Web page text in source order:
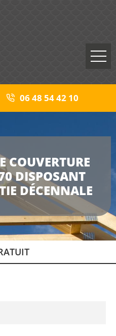
06 48 54 42 10
COUVERTURE
DISPOSANT
DÉCENNALE